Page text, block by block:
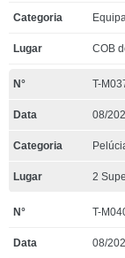
COB
T-
08/
2
T-
08/